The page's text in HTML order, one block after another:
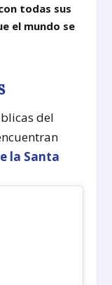
todas sus
el mundo se
del
la Santa